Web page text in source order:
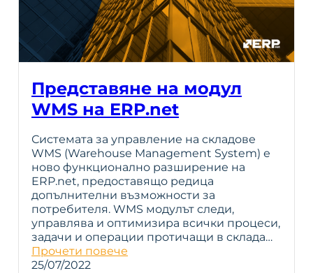
Представяне на модул
WMS на ERP.net
Системата за управление на складове
WMS (Warehouse Management System) е
ново функционално разширение на
ERP.net, предоставящо редица
допълнителни възможности за
потребителя. WMS модулът следи,
управлява и оптимизира всички процеси,
задачи и операции протичащи в склада…
Прочети повече
25/07/2022